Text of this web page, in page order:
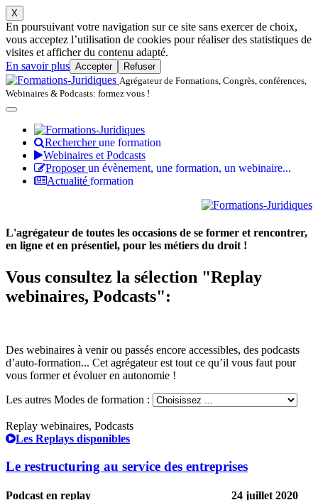
X
En poursuivant votre navigation sur ce site sans exercer de choix,
vous acceptez l’utilisation de cookies pour réaliser des statistiques de
visites et afficher du contenu adapté.
En savoir plus Accepter
Refuser
Agrégateur de Formations, Congrès, conférences,
Webinaires & Podcasts: formez vous !
Rechercherune formation
Webinaires et Podcasts
Proposerun évènement, une formation, un webinaire...
Actualité formation
L'agrégateur de toutes les occasions de se former et rencontrer,
en ligne et en présentiel, pour les métiers du droit !
Vous consultez la sélection "Replay
webinaires, Podcasts":
Des webinaires à venir ou passés encore accessibles, des podcasts
d’auto-formation... Cet agrégateur est tout ce qu’il vous faut pour
vous former et évoluer en autonomie !
Les autres Modes de formation :
Replay webinaires, Podcasts
Les Replays disponibles
Le restructuring au service des entreprises
Podcast en replay 24 juillet 2020